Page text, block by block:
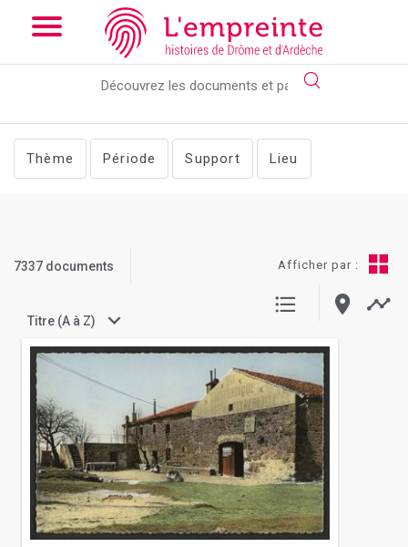
Array ( [slug] => documents [sort] => views )
slick-theme.css if you want the default styling
Thème Période Support Lieu
7337 documents
Titre (A à Z)
Afficher par :